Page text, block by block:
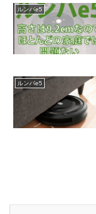
ルンバe5
ルンバe5